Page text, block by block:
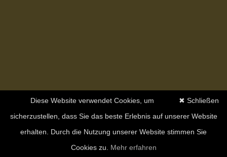
✖ Schließen
Diese Website verwendet Cookies, um
sicherzustellen, dass Sie das beste Erlebnis auf unserer Website
erhalten. Durch die Nutzung unserer Website stimmen Sie
Cookies zu. Mehr erfahren